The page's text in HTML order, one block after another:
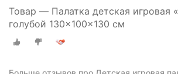
Товар — Палатка детская игровая
голубой 130×100×130 см